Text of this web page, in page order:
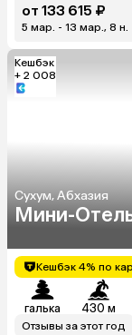
от 133 615 ₽
5 мар. - 13 мар., 8 н.
Кешбэк
+ 2 008
Сухум, Абхазия
Мини-
Кешбэк 4% по
галька 430 м
Отзывы за этот год